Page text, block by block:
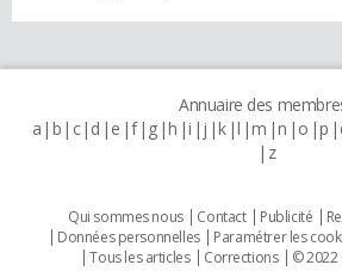
Annuaire des
a b c d e f g h i j k l m n o p
z
Qui sommes nous Contact Publicité
Données personnelles
Paramétrer les
Tous les articles
Corrections © 2022